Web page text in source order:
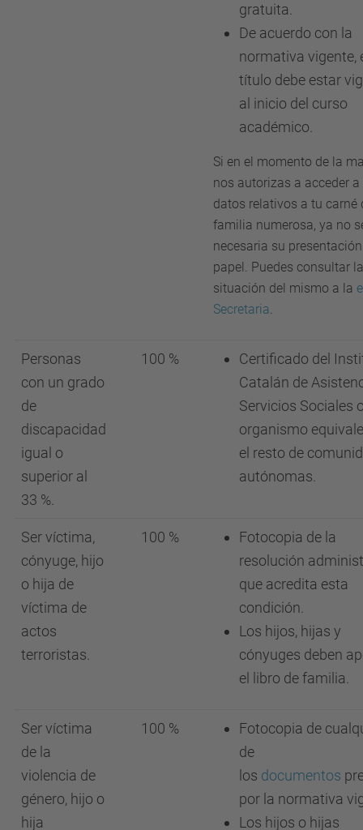
gratuita.
De acuerdo con la
normativa vigente,
título debe estar
al inicio del curso
académico.
Si en el momento de la
nos autorizas a acceder a
datos relativos a tu carné
familia numerosa, ya no
necesaria su
papel. Puedes consultar la
situación del mismo a la
Secretaria.
Personas
con un grado
de
discapacidad
igual o
superior al
33 %.
100 %
Certificado del
Catalán de
Servicios Sociales
organismo
el resto de
autónomas.
Ser víctima,
cónyuge, hijo
o hija de
víctima de
actos
terroristas.
100 %
Fotocopia de la
resolución
que acredita esta
condición.
Los hijos, hijas y
cónyuges deben
el libro de familia.
Ser víctima
de la
violencia de
género, hijo o
hija
100 %
Fotocopia de
de
los documentos
por la normativa
Los hijos o hijas